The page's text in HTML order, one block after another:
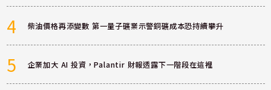
4 柴油價格再添變數 第一量子礦業示警銅礦成本恐持續攀升
5 企業加大 AI 投資，Palantir 財報透露下一階段在這裡